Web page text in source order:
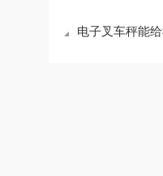
电子叉车秤能